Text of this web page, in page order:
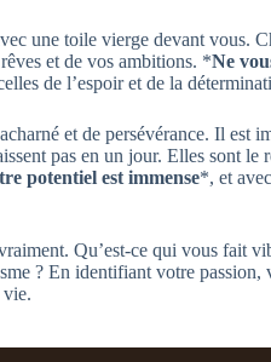
une toile vierge devant vous.
et de vos ambitions. *Ne
de l’espoir et de la
et de persévérance. Il est
pas en un jour. Elles sont le
potentiel est immense*, et
Qu’est-ce qui vous fait
? En identifiant votre passion,